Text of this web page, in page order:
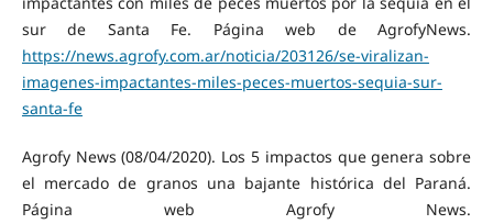
sur de Santa Fe. Página web de AgrofyNews.
https://news.agrofy.com.ar/noticia/203126/se-viralizan-
imagenes-impactantes-miles-peces-muertos-sequia-sur-
santa-fe
Agrofy News (08/04/2020). Los 5 impactos que genera sobre
el mercado de granos una bajante histórica del Paraná.
Página web Agrofy News.